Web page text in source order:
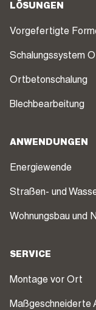
LÖSUNGEN
Vorgefertigte
Schalungssystem
Ortbetonschalung
Blechbearbeitung
ANWENDUNGEN
Energiewende
Straßen- und
Wohnungsbau und
SERVICE
Montage vor Ort
Maßgeschneiderte